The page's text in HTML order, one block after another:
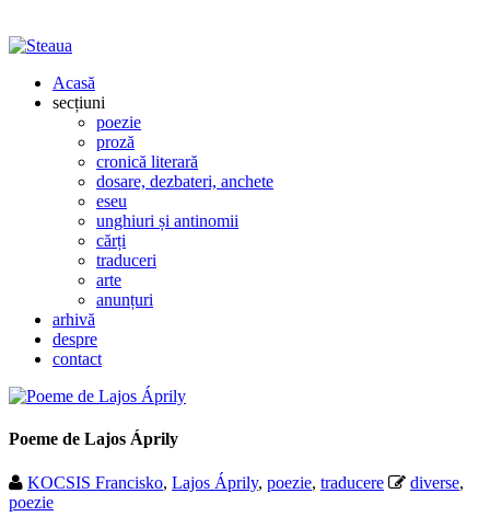
Acasă
secțiuni
poezie
proză
cronică literară
dosare, dezbateri, anchete
eseu
unghiuri și antinomii
cărți
traduceri
arte
anunțuri
arhivă
despre
contact
Poeme de Lajos Áprily
KOCSIS Francisko, Lajos Áprily, poezie, traducere diverse,
poezie